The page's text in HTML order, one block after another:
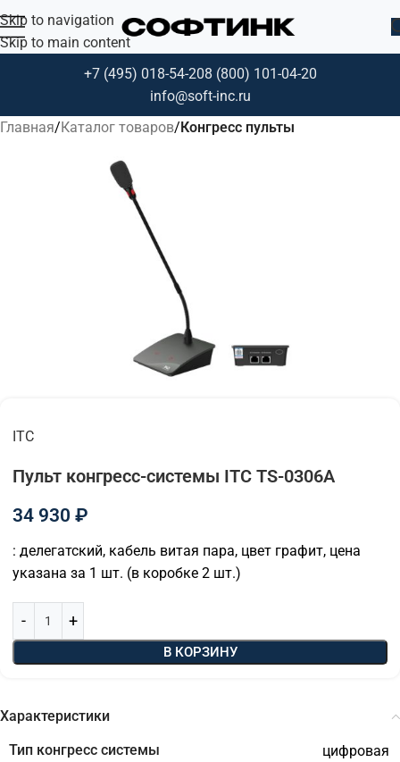
Skip to navigation
Skip to main content
+7 (495) 018-54-208 (800) 101-04-20
info@soft-inc.ru
Главная Каталог товаров Конгресс пульты
ITC
Пульт конгресс-системы ITC TS-0306A
34 930 ₽
: делегатский, кабель витая пара, цвет графит, цена
указана за 1 шт. (в коробке 2 шт.)
В КОРЗИНУ
Характеристики
Тип конгресс системы
цифровая